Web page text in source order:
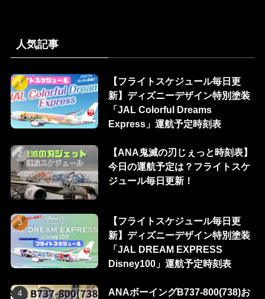
人気記事
【フライトスケジュール毎日更
新】ディズニーデザイン特別塗装
「JAL Colorful Dreams
Express」運航予定時刻表
【ANA鬼滅の刃じぇっと時刻表】
今日の運航予定は？フライトスケ
ジュール毎日更新！
【フライトスケジュール毎日更
新】ディズニーデザイン特別塗装
「JAL DREAM EXPRESS
Disney100」運航予定時刻表
ANAボーイングB737-800(738)お